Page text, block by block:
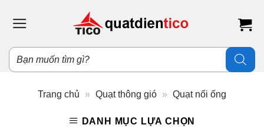
qua
dung
Tìm
kiếm
sản
Trang chủ » Quạt thông gió » Quạt nối ống
DANH MỤC LỰA CHỌN